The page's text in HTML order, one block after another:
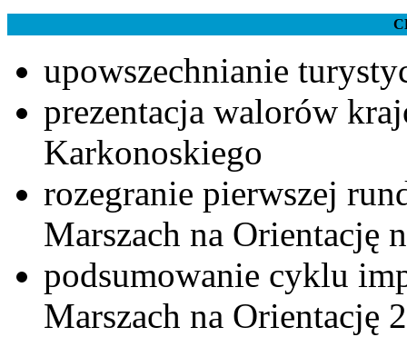
upowszechnianie
prezentacja walorów
Karkonoskiego
rozegranie pierwszej
Marszach na Orientację
podsumowanie cyklu
Marszach na Orientację